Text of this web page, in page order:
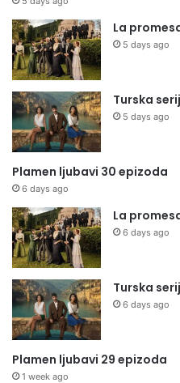
La
5 days ago
Turska
5 days ago
Plamen ljubavi 30 epizoda
6 days ago
La
6 days ago
Turska
6 days ago
Plamen ljubavi 29 epizoda
1 week ago